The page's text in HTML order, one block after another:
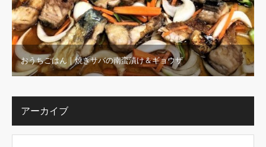
おうちごはん｜焼きサバの南蛮漬け＆ギョウザ
アーカイブ